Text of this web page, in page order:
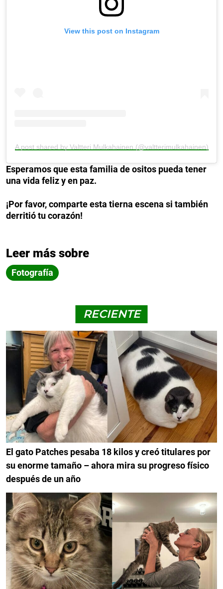
View this post on Instagram
A post shared by Valtteri Mulkahainen (@valtterimulkahainen)
Esperamos que esta familia de ositos pueda tener
una vida feliz y en paz.
¡Por favor, comparte esta tierna escena si también
derritió tu corazón!
Leer más sobre
Fotografía
RECIENTE
El gato Patches pesaba 18 kilos y creó titulares por
su enorme tamaño – ahora mira su progreso físico
después de un año